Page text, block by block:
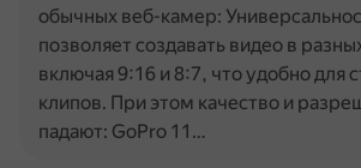
обычных веб-камер:
позволяет создавать видео в
включая 9:16 и 8:7, что удобно для
клипов. При этом качество и
падают: GoPro 11…